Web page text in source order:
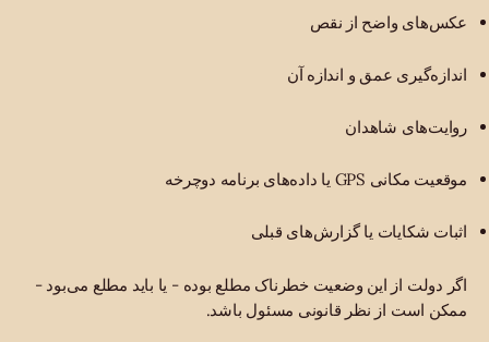
عکس‌های واضح از نقص
اندازه‌گیری عمق و اندازه آن
روایت‌های شاهدان
موقعیت مکانی GPS یا داده‌های برنامه دوچرخه
اثبات شکایات یا گزارش‌های قبلی
اگر دولت از این وضعیت خطرناک مطلع بوده - یا باید مطلع می‌بود -
ممکن است از نظر قانونی مسئول باشد.